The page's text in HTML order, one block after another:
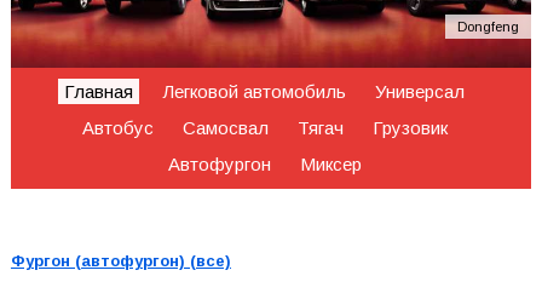
Dongfeng
Главная Легковой автомобиль
Универсал
Автобус
Самосвал Тягач
Грузовик
Автофургон
Миксер
Фургон (автофургон) (все)